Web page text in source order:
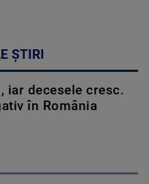
ȘTIRI
iar decesele cresc.
în România